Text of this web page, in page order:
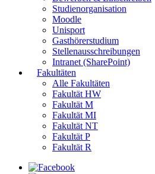
Studienorganisation
Moodle
Unisport
Gasthörerstudium
Stellenausschreibungen
Intranet (SharePoint)
Fakultäten
Alle Fakultäten
Fakultät HW
Fakultät M
Fakultät MI
Fakultät NT
Fakultät P
Fakultät R